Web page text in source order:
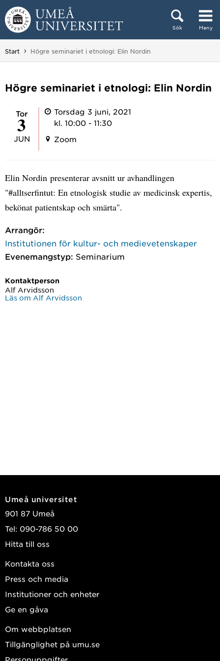
Hoppa direkt till innehållet
Sök Meny
Huvudmenyn dold.
Start Du är här:
Högre seminariet i etnologi: Elin Nordin
Högre seminariet i etnologi: Elin Nordin
tor
3
JUN
Torsdag 3 juni, 2021
kl. 10:00 - 11:30
Zoom
Elin Nordin presenterar avsnitt ur avhandlingen
"#alltserfintut: En etnologisk studie av medicinsk expertis,
bekönat patientskap och smärta".
Arrangör:
Institutionen för kultur- och medievetenskaper
Evenemangstyp: Seminarium
Kontaktperson
Alf Arvidsson
Läs om Alf Arvidsson
Umeå universitet
901 87 Umeå
Tel: 090-786 50 00
Hitta till oss
Kontakta oss
Press och media
Institutioner och enheter
Ge en gåva
Om webbplatsen
Tillgänglighet på umu.se